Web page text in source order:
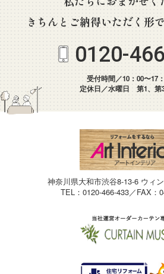
きちんとご納得いただく形
0120-
受付時間／10：00〜17
定休日／水曜日 第1、第
神奈川県大和市渋谷8-13-6 ウィ
TEL：0120-466-433／FAX：